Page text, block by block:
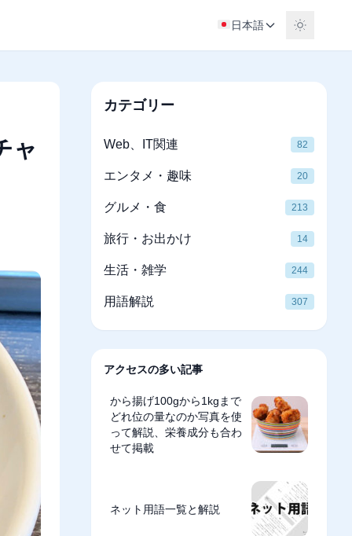
日本語
ャ
カテゴリー
Web、IT関連 82
エンタメ・趣味 20
グルメ・食 213
旅行・お出かけ 14
生活・雑学 244
用語解説 307
アクセスの多い記事
から揚げ100gから1kgまで
どれ位の量なのか写真を使
って解説、栄養成分も合わ
せて掲載
ネット用語一覧と解説